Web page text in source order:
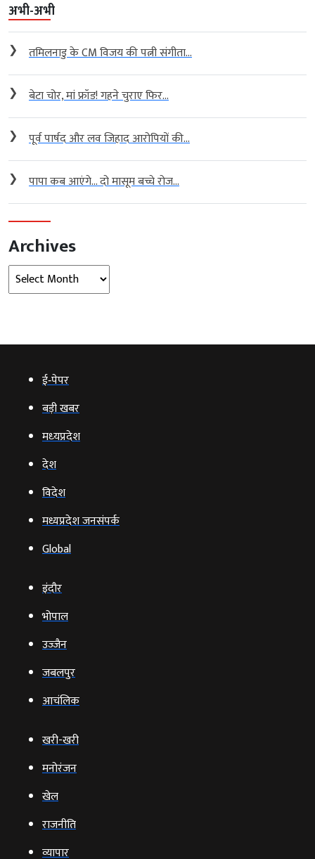
अभी-अभी
❯ तमिलनाडु के CM विजय की पत्नी संगीता...
❯ बेटा चोर, मां फ्रॉड! गहने चुराए फिर...
❯ पूर्व पार्षद और लव जिहाद आरोपियों की...
❯ पापा कब आएंगे… दो मासूम बच्चे रोज...
Archives
Archives
ई‑पेपर
बड़ी खबर
मध्‍यप्रदेश
देश
विदेश
मध्यप्रदेश जनसंपर्क
Global
इंदौर
भोपाल
उज्‍जैन
जबलपुर
आचंलिक
खरी-खरी
मनोरंजन
खेल
राजनीति
व्‍यापार